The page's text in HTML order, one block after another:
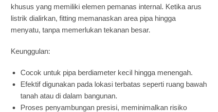
khusus yang memiliki elemen pemanas internal. Ketika arus
listrik dialirkan, fitting memanaskan area pipa hingga
menyatu, tanpa memerlukan tekanan besar.
Keunggulan:
Cocok untuk pipa berdiameter kecil hingga menengah.
Efektif digunakan pada lokasi terbatas seperti ruang bawah
tanah atau di dalam bangunan.
Proses penyambungan presisi, meminimalkan risiko